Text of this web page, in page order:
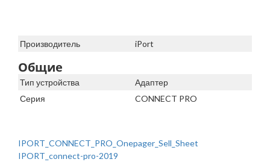
Производитель iPort
Общие
Тип устройства
Адаптер
Серия
CONNECT PRO
IPORT_CONNECT_PRO_Onepager_Sell_Sheet
IPORT_connect-pro-2019